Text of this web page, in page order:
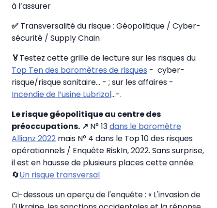
à l’assurer
✅ Transversalité du risque : Géopolitique / Cyber-
sécurité / Supply Chain
🏅Testez cette grille de lecture sur les risques du
Top Ten des baromètres de risques - cyber-
risque/risque sanitaire… - ; sur les affaires -
Incendie de l’usine Lubrizol…-.
Le risque géopolitique au centre des
préoccupations. ↗ N° 13dans le baromètre
Allianz 2022 mais N° 4 dans le Top 10 des risques
opérationnels / Enquête RiskIn, 2022. Sans surprise,
il est en hausse de plusieurs places cette année.
🔄Un risque transversal
Ci-dessous un aperçu de l'enquête : « L'invasion de